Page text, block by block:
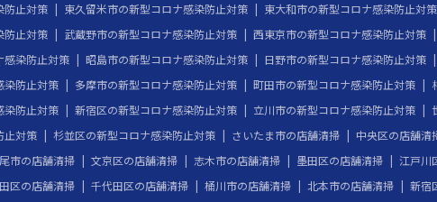
防止対策
東久留米市の新型コロナ感染防止対策 東大和市の新型コロナ感染防止対策
防止対策
武蔵野市の新型コロナ感染防止対策 西東京市の新型コロナ感染防止対策
感染防止対策
昭島市の新型コロナ感染防止対策 日野市の新型コロナ感染防止対策
染防止対策
多摩市の新型コロナ感染防止対策 町田市の新型コロナ感染防止対策
染防止対策
新宿区の新型コロナ感染防止対策 立川市の新型コロナ感染防止対策
止対策
杉並区の新型コロナ感染防止対策 さいたま市の店舗清掃 中央区の店舗清
市の店舗清掃 文京区の店舗清掃 志木市の店舗清掃 墨田区の店舗清掃 江戸川
区の店舗清掃 千代田区の店舗清掃 桶川市の店舗清掃 北本市の店舗清掃 新宿